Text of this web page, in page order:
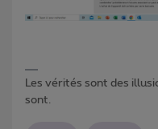
Les vérités sont des
sont.